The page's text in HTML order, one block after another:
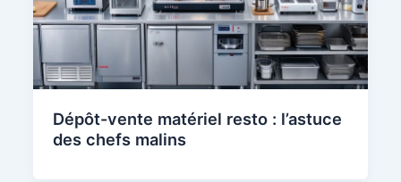
Dépôt-vente matériel resto : l’astuce
des chefs malins